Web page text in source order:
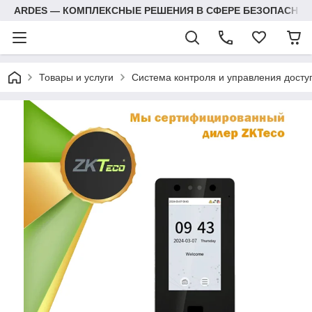
ARDES — КОМПЛЕКСНЫЕ РЕШЕНИЯ В СФЕРЕ
Товары и услуги Система контроля и управления